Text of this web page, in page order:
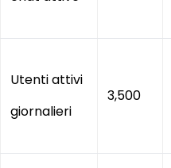
Utenti attivi
giornalieri
3,500